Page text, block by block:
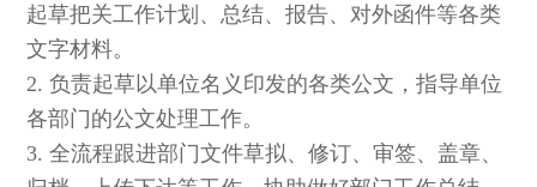
起草把关工作计划、总结、报告、对外函件等各类
文字材料。
2. 负责起草以单位名义印发的各类公文，指导单位
各部门的公文处理工作。
3. 全流程跟进部门文件草拟、修订、审签、盖章、